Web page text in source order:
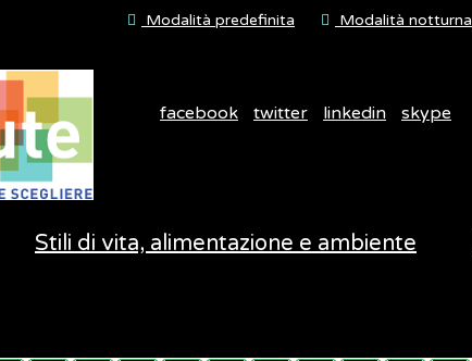
Modalità predefinita Modalità notturna
facebook twitter linkedin skype
Stili di vita, alimentazione e ambiente